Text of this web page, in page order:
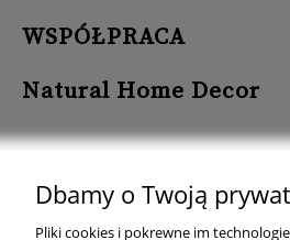
WSPÓŁPRACA
Natural Home Decor
Natural Home Decor | E-mail: sklep at
Dbamy o Twoją
Pliki cookies i pokrewne im